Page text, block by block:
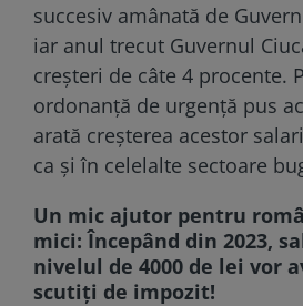
succesiv amânată de
iar anul trecut Guvernul
creșteri de câte 4 procente.
ordonanță de urgență pus
arată creșterea acestor
ca și în celelalte sectoare
Un mic ajutor pentru
mici: Începând din 2023,
nivelul de 4000 de lei vor
scutiţi de impozit!